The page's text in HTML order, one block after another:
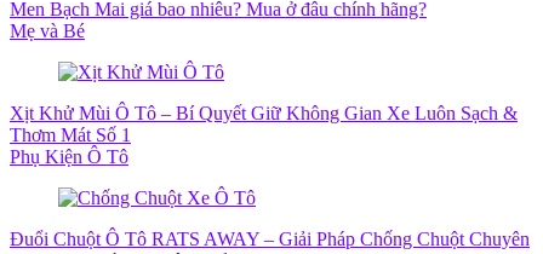
Men Bạch Mai giá bao nhiêu? Mua ở đâu chính hãng?
Mẹ và Bé
Xịt Khử Mùi Ô Tô – Bí Quyết Giữ Không Gian Xe Luôn Sạch &
Thơm Mát Số 1
Phụ Kiện Ô Tô
Đuổi Chuột Ô Tô RATS AWAY – Giải Pháp Chống Chuột Chuyên